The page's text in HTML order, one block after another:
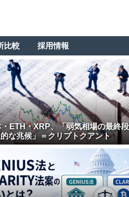
比較 採用情報
ETH・XRP、「弱気相場の最終
な兆候」＝クリプトクアント